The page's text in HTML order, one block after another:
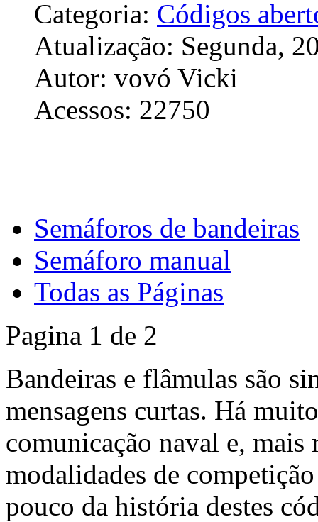
Categoria: Códigos
Atualização: Segunda,
Autor: vovó Vicki
Acessos: 22750
Semáforos de bandeiras
Semáforo manual
Todas as Páginas
Pagina 1 de 2
Bandeiras e flâmulas são
mensagens curtas. Há
comunicação naval e, mais
modalidades de
pouco da história destes